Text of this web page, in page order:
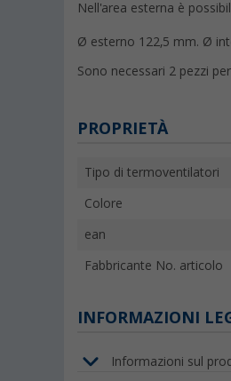
Nell'area esterna è
Ø esterno 122,5 mm. Ø
Sono necessari 2 pezzi
PROPRIETÀ
Tipo di termoventilatori
Colore
ean
Fabbricante No. articolo
INFORMAZIONI
Informazioni sul